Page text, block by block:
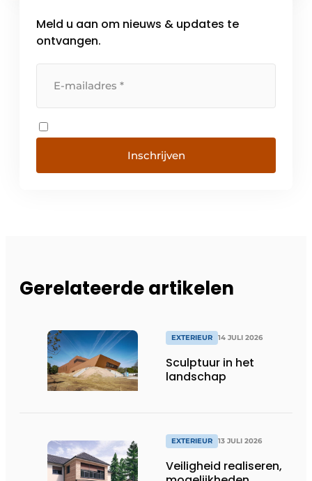
Meld u aan om nieuws & updates te
ontvangen.
Inschrijven
Gerelateerde artikelen
EXTERIEUR 14 JULI 2026
Sculptuur in het
landschap
EXTERIEUR 13 JULI 2026
Veiligheid realiseren,